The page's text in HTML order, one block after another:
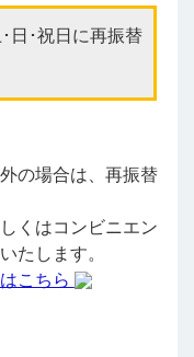
日･祝日に再振替
の場合は、再振替
くはコンビニエン
たします。
こちら